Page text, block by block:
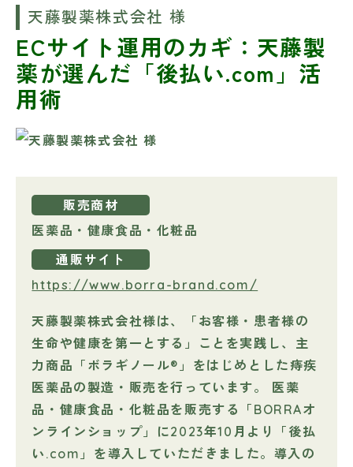
天藤製薬株式会社 様
ECサイト運用のカギ： 天藤製
薬が選んだ「後払い.com」活
用術
販売商材
医薬品・健康食品・化粧品
通販サイト
https://www.borra-brand.com/
天藤製薬株式会社様は、「お客様・患者様の
生命や健康を第一とする」ことを実践し、主
力商品「ボラギノール®」をはじめとした痔疾
医薬品の製造・販売を行っています。 医薬
品・健康食品・化粧品を販売する「BORRAオ
ンラインショップ」に2023年10月より「後払
い.com」を導入していただきました。導入の